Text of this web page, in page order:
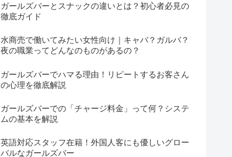
ガールズバーとスナックの違いとは？初心者必見の
徹底ガイド
水商売で働いてみたい女性向け｜キャバ？ガルバ？
夜の職業ってどんなのものがあるの？
ガールズバーでハマる理由！リピートするお客さん
の心理を徹底解説
ガールズバーでの「チャージ料金」って何？システ
ムの基本を解説
英語対応スタッフ在籍！外国人客にも優しいグロー
バルなガールズバー